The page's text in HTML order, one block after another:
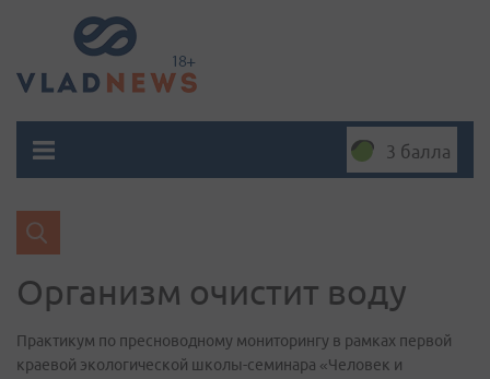
3 балла
Организм очистит воду
Практикум по пресноводному мониторингу в рамках первой
краевой экологической школы-семинара «Человек и